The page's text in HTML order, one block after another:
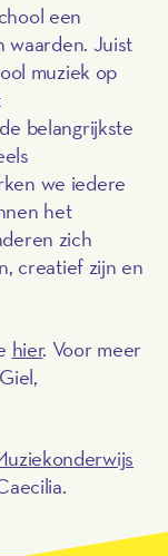
een
waarden. Juist
muziek op
belangrijkste
we iedere
het
zich
creatief zijn en
hier. Voor meer